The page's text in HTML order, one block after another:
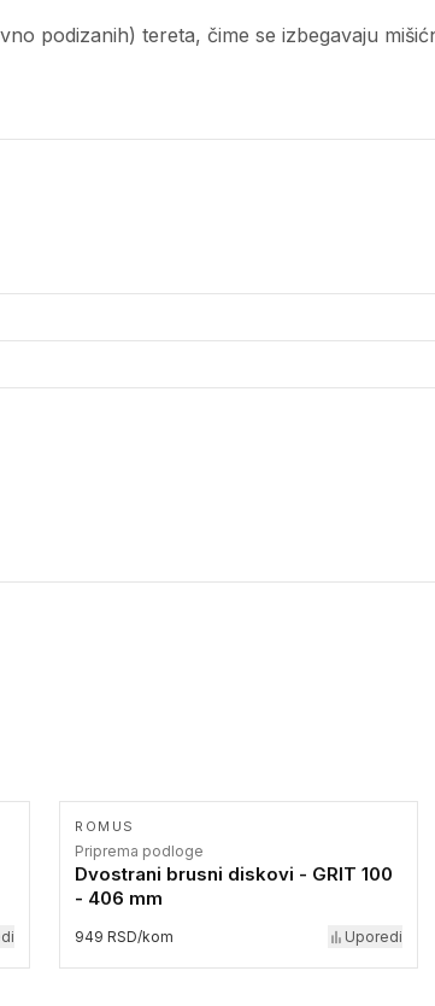
podizanih) tereta, čime se izbegavaju
ROMUS
Priprema podloge
Dvostrani brusni diskovi - GRIT 100
- 406 mm
949 RSD/kom Uporedi